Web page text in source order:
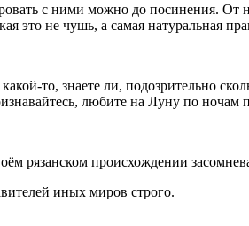
с ними можно до посинения. От
это не чушь, а самая натуральная
то, знаете ли, подозрительно
любите на Луну по ночам
рязанском происхождении
иных миров строго.